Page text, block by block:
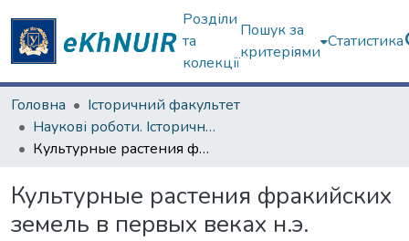
Розділи
та
колекції
Пошук за
критеріями
Статистика
Головна
Історичний факультет
Наукові роботи. Історичний факультет
Культурные растения фракийских земель в первых веках н.э.
Культурные растения фракийских
земель в первых веках н.э.